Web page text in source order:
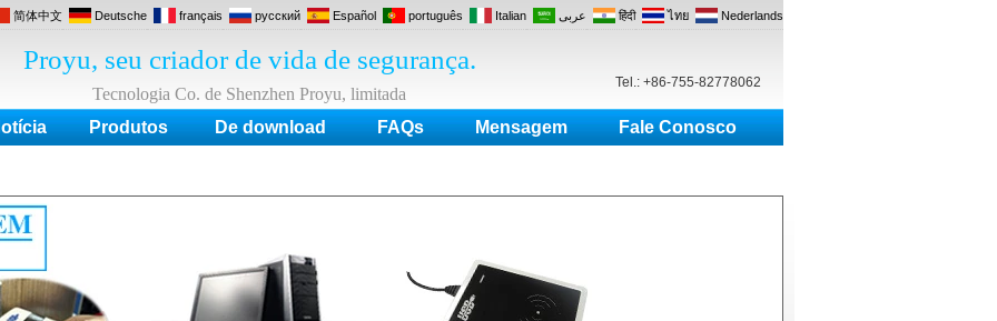
Tel.: +86-755-82778062
简体中文 Deutsche français русский Español português Italian عربى हिंदी ไทย Nederlands
Produtos De download FAQs Mensagem Fale Conosco
Proyu, seu criador de vida de segurança.
Tecnologia Co. de Shenzhen Proyu, limitada
Controle de acesso, Fechadura elétrica, Leitor Rfid, Fonte de alimentação, Interruptor de economia de energia, Botão de